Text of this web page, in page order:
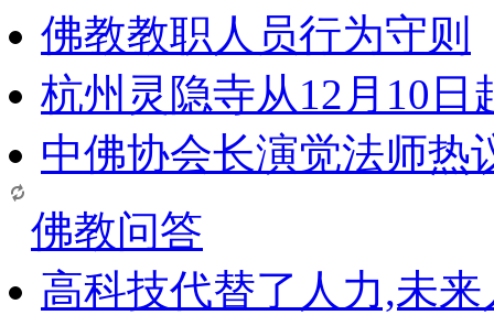
佛教教职人员行为守则
杭州灵隐寺从12月10日
中佛协会长演觉法师热
佛教问答
高科技代替了人力,未